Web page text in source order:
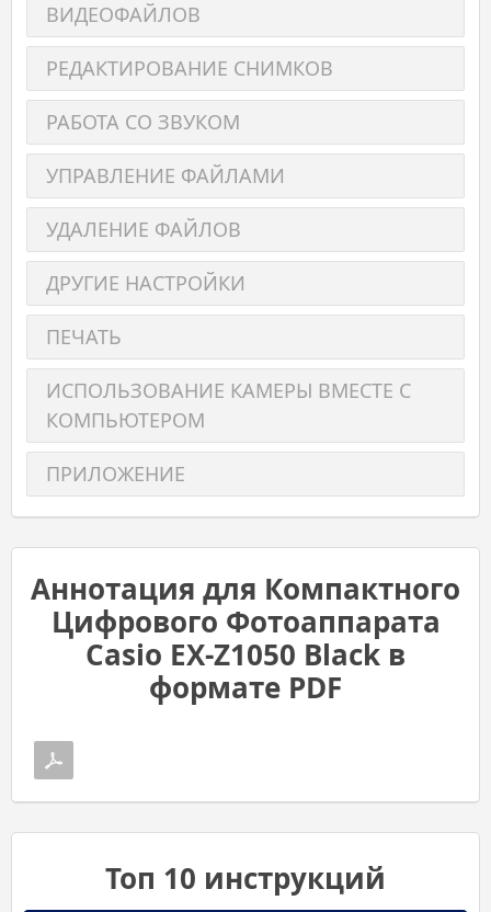
ВИДЕОФАЙЛОВ
РЕДАКТИРОВАНИЕ СНИМКОВ
РАБОТА СО ЗВУКОМ
УПРАВЛЕНИЕ ФАЙЛАМИ
УДАЛЕНИЕ ФАЙЛОВ
ДРУГИЕ НАСТРОЙКИ
ПЕЧАТЬ
ИСПОЛЬЗОВАНИЕ КАМЕРЫ ВМЕСТЕ С
КОМПЬЮТЕРОМ
ПРИЛОЖЕНИЕ
Аннотация для Компактного
Цифрового Фотоаппарата
Casio EX-Z1050 Black в
формате PDF
Топ 10 инструкций